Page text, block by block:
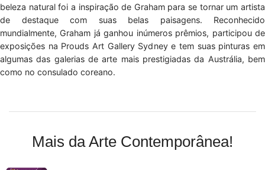
beleza natural foi a inspiração de Graham para se tornar um artista
de destaque com suas belas paisagens. Reconhecido
mundialmente, Graham já ganhou inúmeros prêmios, participou de
exposições na Prouds Art Gallery Sydney e tem suas pinturas em
algumas das galerias de arte mais prestigiadas da Austrália, bem
como no consulado coreano.
Mais da Arte Contemporânea!